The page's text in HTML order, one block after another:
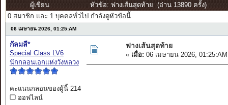
ผู้เขียน
หัวข้อ: ฟางเส้นสุดท้าย (อ่าน 13890 ครั้ง)
0 สมาชิก และ 1 บุคคลทั่วไป กำลังดูหัวข้อนี้
06 เมษายน 2026, 01:25:AM
กัลมลี*
Special Class LV6
นักกลอนเอกแห่งวังหลวง
คะแนนกลอนของผู้นี้ 214
ออฟไลน์
ฟางเส้นสุดท้าย
« เมื่อ: 06 เมษายน 2026,